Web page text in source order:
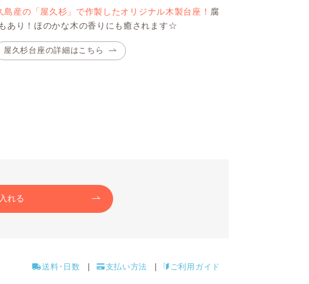
島産の「屋久杉」で作製したオリジナル木製台座！ 腐
あり！ほのかな木の香りにも癒されます☆
屋久杉台座の詳細はこちら
れる
送料･日数 支払い方法 ご利用ガイド